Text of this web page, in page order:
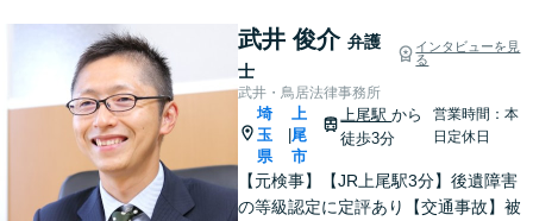
武井 俊介 弁護
士
インタビューを見
る
武井・鳥居法律事務所
埼
玉
県
上
尾
市
上尾駅から
徒歩3分
営業時間：本
日定休日
【元検事】【JR上尾駅3分】後遺障害
の等級認定に定評あり【交通事故】被